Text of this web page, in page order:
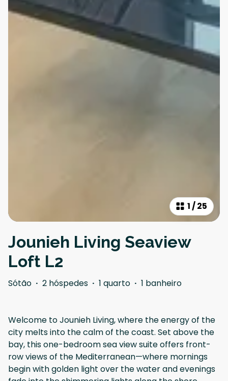
1 /25
Jounieh Living Seaview
Loft L2
Sótão · 2 hóspedes · 1 quarto · 1 banheiro
Welcome to Jounieh Living, where the energy of the
city melts into the calm of the coast. Set above the
bay, this one-bedroom sea view suite offers front-
row views of the Mediterranean—where mornings
begin with golden light over the water and evenings